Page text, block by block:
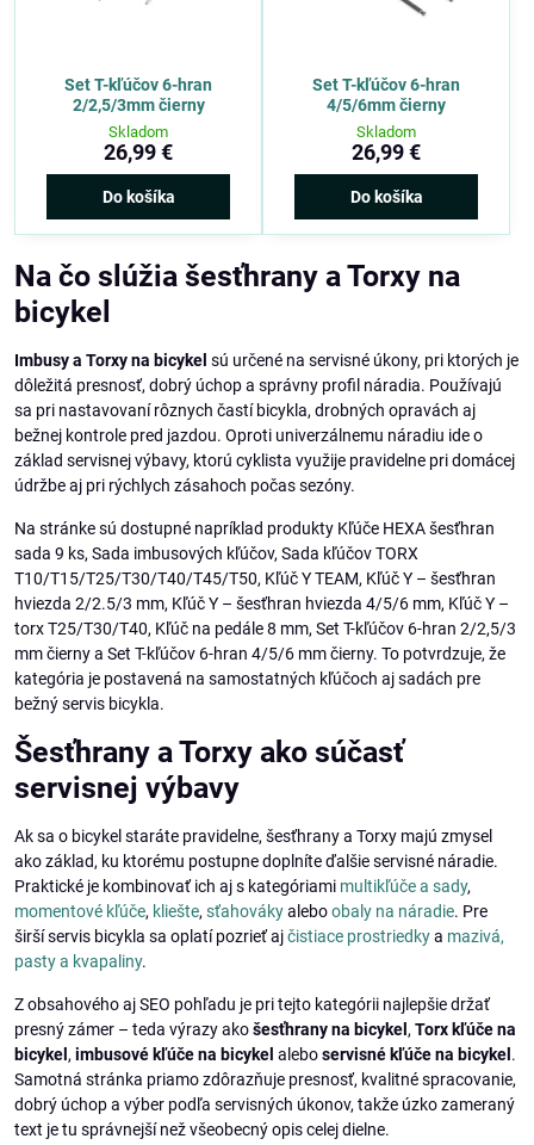
Set T-kľúčov 6-hran
2/2,5/3mm čierny
Skladom
26,99 €
Do košíka
Set T-kľúčov 6-hran
4/5/6mm čierny
Skladom
26,99 €
Do košíka
Na čo slúžia šesťhrany a Torxy na
bicykel
Imbusy a Torxy na bicykel sú určené na servisné úkony, pri ktorých je
dôležitá presnosť, dobrý úchop a správny profil náradia. Používajú
sa pri nastavovaní rôznych častí bicykla, drobných opravách aj
bežnej kontrole pred jazdou. Oproti univerzálnemu náradiu ide o
základ servisnej výbavy, ktorú cyklista využije pravidelne pri domácej
údržbe aj pri rýchlych zásahoch počas sezóny.
Na stránke sú dostupné napríklad produkty Kľúče HEXA šesťhran
sada 9 ks, Sada imbusových kľúčov, Sada kľúčov TORX
T10/T15/T25/T30/T40/T45/T50, Kľúč Y TEAM, Kľúč Y – šesťhran
hviezda 2/2.5/3 mm, Kľúč Y – šesťhran hviezda 4/5/6 mm, Kľúč Y –
torx T25/T30/T40, Kľúč na pedále 8 mm, Set T-kľúčov 6-hran 2/2,5/3
mm čierny a Set T-kľúčov 6-hran 4/5/6 mm čierny. To potvrdzuje, že
kategória je postavená na samostatných kľúčoch aj sadách pre
bežný servis bicykla.
Šesťhrany a Torxy ako súčasť
servisnej výbavy
Ak sa o bicykel staráte pravidelne, šesťhrany a Torxy majú zmysel
ako základ, ku ktorému postupne doplníte ďalšie servisné náradie.
Praktické je kombinovať ich aj s kategóriami multikľúče a sady,
momentové kľúče, kliešte,sťahovákyaleboobaly na náradie. Pre
širší servis bicykla sa oplatí pozrieť ajčistiace prostriedkya mazivá,
pasty a kvapaliny.
Z obsahového aj SEO pohľadu je pri tejto kategórii najlepšie držať
presný zámer – teda výrazy akošesťhrany na bicykel ,Torx kľúče na
bicykel ,imbusové kľúče na bicykel aleboservisné kľúče na bicykel .
Samotná stránka priamo zdôrazňuje presnosť, kvalitné spracovanie,
dobrý úchop a výber podľa servisných úkonov, takže úzko zameraný
text je tu správnejší než všeobecný opis celej dielne.